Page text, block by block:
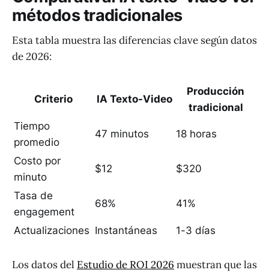
métodos tradicionales
Esta tabla muestra las diferencias clave según datos
de 2026:
Criterio IA Texto-Video
Producción
tradicional
Tiempo
promedio
47 minutos 18 horas
Costo por
minuto
$12 $320
Tasa de
engagement
68% 41%
Actualizaciones Instantáneas 1-3 días
Los datos del Estudio de ROI 2026 muestran que las